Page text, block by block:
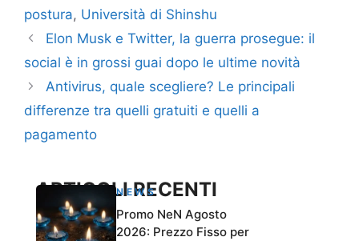
postura, Università di Shinshu
Elon Musk e Twitter, la guerra prosegue: il
social è in grossi guai dopo le ultime novità
Antivirus, quale scegliere? Le principali
differenze tra quelli gratuiti e quelli a
pagamento
ARTICOLI RECENTI
NEWS
Promo NeN Agosto
2026: Prezzo Fisso per